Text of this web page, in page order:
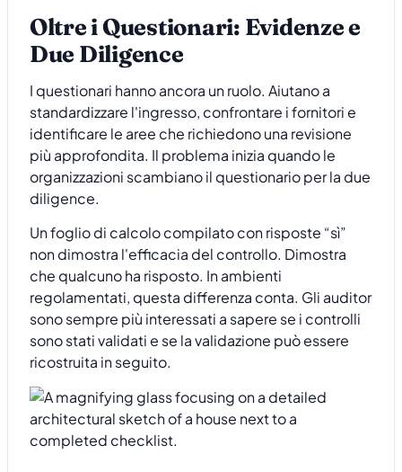
Oltre i Questionari: Evidenze e
Due Diligence
I questionari hanno ancora un ruolo. Aiutano a
standardizzare l'ingresso, confrontare i fornitori e
identificare le aree che richiedono una revisione
più approfondita. Il problema inizia quando le
organizzazioni scambiano il questionario per la due
diligence.
Un foglio di calcolo compilato con risposte “sì”
non dimostra l'efficacia del controllo. Dimostra
che qualcuno ha risposto. In ambienti
regolamentati, questa differenza conta. Gli auditor
sono sempre più interessati a sapere se i controlli
sono stati validati e se la validazione può essere
ricostruita in seguito.